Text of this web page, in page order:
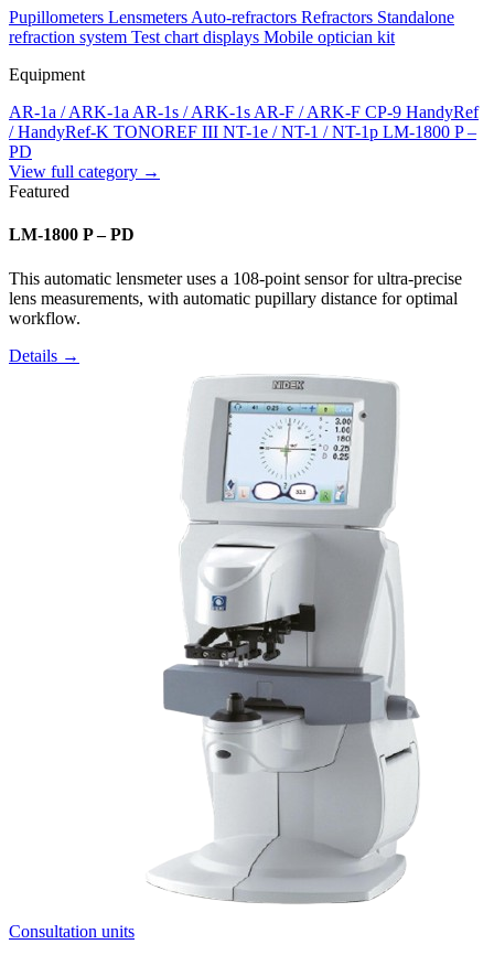
Pupillometers Lensmeters Auto-refractors Refractors Standalone
refraction system Test chart displays Mobile optician kit
Equipment
AR-1a / ARK-1a AR-1s / ARK-1s AR-F / ARK-F CP-9 HandyRef
/ HandyRef-K TONOREF III NT-1e / NT-1 / NT-1p LM-1800 P –
PD
View full category →
Featured
LM-1800 P – PD
This automatic lensmeter uses a 108-point sensor for ultra-precise
lens measurements, with automatic pupillary distance for optimal
workflow.
Details →
Consultation units